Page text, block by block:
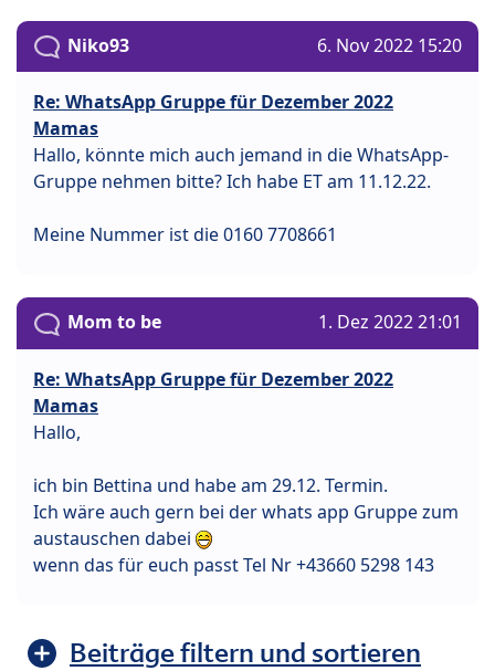
Niko93 6. Nov 2022 15:20
Re: WhatsApp Gruppe für Dezember 2022
Mamas
Hallo, könnte mich auch jemand in die WhatsApp-
Gruppe nehmen bitte? Ich habe ET am 11.12.22.
Meine Nummer ist die 0160 7708661
Mom to be 1. Dez 2022 21:01
Re: WhatsApp Gruppe für Dezember 2022
Mamas
Hallo,
ich bin Bettina und habe am 29.12. Termin.
Ich wäre auch gern bei der whats app Gruppe zum
austauschen dabei
wenn das für euch passt Tel Nr +43660 5298 143
Beiträge filtern und sortieren